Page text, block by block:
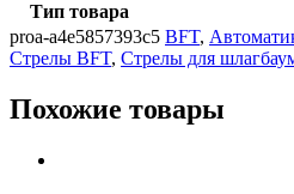
Тип товара
proa-a4e5857393c5 BFT,
Стрелы BFT, Стрелы для
Похожие товары